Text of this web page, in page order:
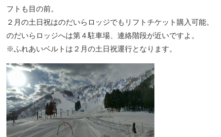
フトも目の前。
２月の土日祝はのだいらロッジでもリフトチケット購入可能。
のだいらロッジへは第４駐車場、連絡階段が近いですよ。
※ふれあいベルトは２月の土日祝運行となります。